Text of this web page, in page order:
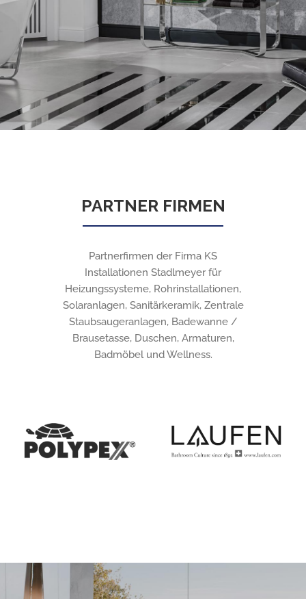
PARTNER FIRMEN
Partnerfirmen der Firma KS
Installationen Stadlmeyer für
Heizungssysteme, Rohrinstallationen,
Solaranlagen, Sanitärkeramik, Zentrale
Staubsaugeranlagen, Badewanne /
Brausetasse, Duschen, Armaturen,
Badmöbel und Wellness.